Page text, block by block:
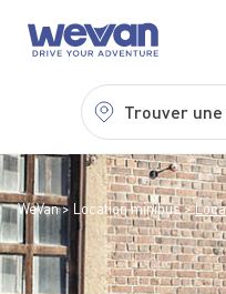
Trouver
WeVan Location minibus